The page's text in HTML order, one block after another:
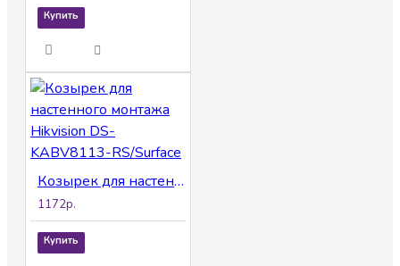
Купить
Козырек для настенного монтажа Hikvision DS-KABV8113-RS/Surface
1172р.
Купить